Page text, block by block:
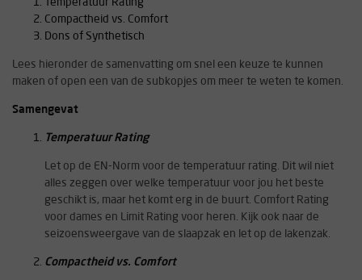
Temperatuur Rating
Compactheid vs. Comfort
Dons of Synthetisch
Lees hieronder de samenvatting om snel een keuze te kunnen
maken of open een van de subkopjes om meer te weten te komen.
Samengevat
Temperatuur Rating
Let op de EN-Norm voor de temperatuur rating. Dit wil niet
alles zeggen over welke temperatuur voor jou het beste
geschikt is, maar het komt erg in de buurt. Comfort Rating
voor dames en Limit Rating voor heren. Kijk ook naar de
seizoensweergave van de slaapzak en let op de lakenzak.
Compactheid vs. Comfort